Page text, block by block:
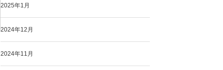
2025年1月
2024年12月
2024年11月